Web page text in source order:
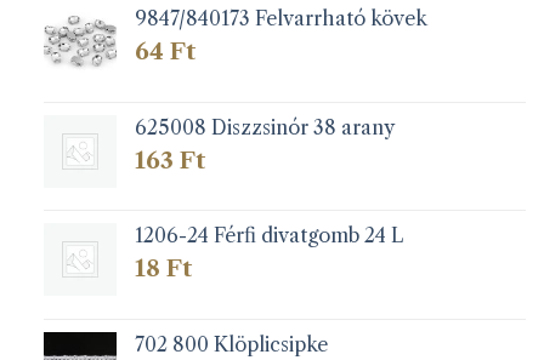
9847/840173 Felvarrható kövek
64 Ft
625008 Diszzsinór 38 arany
163 Ft
1206-24 Férfi divatgomb 24 L
18 Ft
702 800 Klöplicsipke